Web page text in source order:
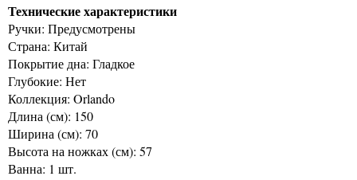
Технические характеристики
Ручки: Предусмотрены
Страна: Китай
Покрытие дна: Гладкое
Глубокие: Нет
Коллекция: Orlando
Длина (см): 150
Ширина (см): 70
Высота на ножках (см): 57
Ванна: 1 шт.